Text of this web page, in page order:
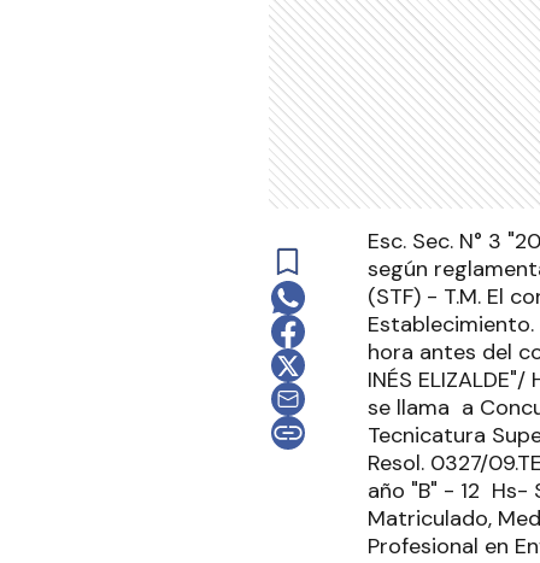
Esc. Sec. N° 3
según
(STF) - T.M. El
hora antes del
INÉS
se llama a
Tecnicatura
Resol. 0327/
año "B" - 12 Hs-
Matriculado,
Profesional en